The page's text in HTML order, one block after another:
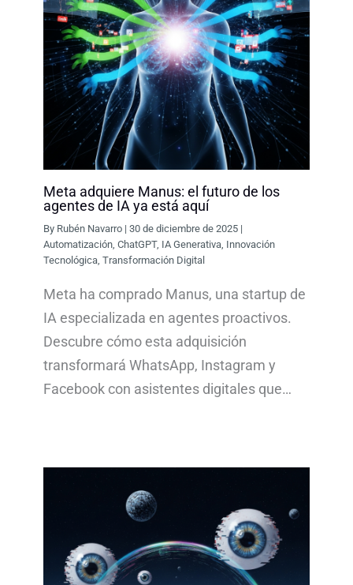
Meta adquiere Manus: el futuro de los
agentes de IA ya está aquí
By Rubén Navarro |30 de diciembre de 2025 |
Automatización ,ChatGPT, IA Generativa Innovación
Tecnológica ,Transformación Digital
Meta ha comprado Manus, una startup de
IA especializada en agentes proactivos.
Descubre cómo esta adquisición
transformará WhatsApp, Instagram y
Facebook con asistentes digitales que…